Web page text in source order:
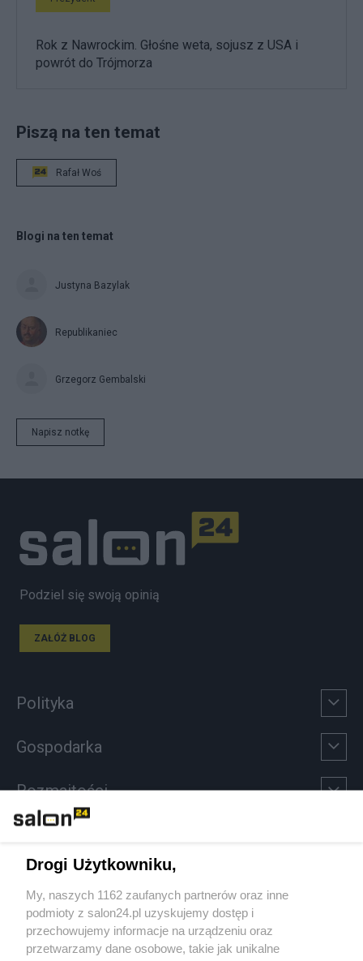
Rok z Nawrockim. Głośne weta, sojusz z USA i
powrót do Trójmorza
Piszą na ten temat
Rafał Woś
Blogi na ten temat
Justyna Bazylak
Republikaniec
Grzegorz Gembalski
Napisz notkę
Podziel się swoją opinią
ZAŁÓŻ BLOG
Polityka
Gospodarka
Rozmaitości
Sport
Społeczeństwo
Drogi Użytkowniku,
My, naszych 1162 zaufanych partnerów oraz inne
podmioty z salon24.pl uzyskujemy dostęp i
przechowujemy informacje na urządzeniu oraz
przetwarzamy dane osobowe, takie jak unikalne